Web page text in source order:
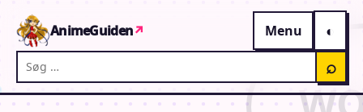
AnimeGuiden↗
Menu
Søg på AnimeGuiden
⌕